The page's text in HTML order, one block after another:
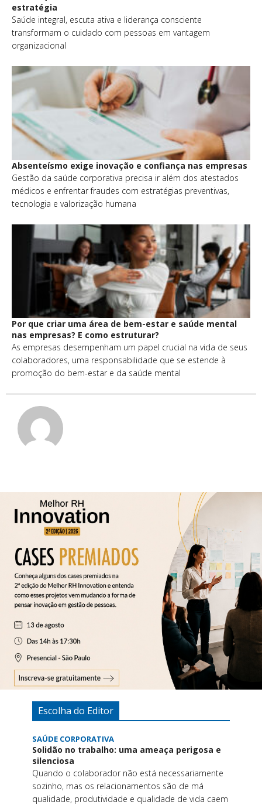
estratégia
Saúde integral, escuta ativa e liderança consciente
transformam o cuidado com pessoas em vantagem
organizacional
Absenteísmo exige inovação e confiança nas empresas
Gestão da saúde corporativa precisa ir além dos atestados
médicos e enfrentar fraudes com estratégias preventivas,
tecnologia e valorização humana
Por que criar uma área de bem-estar e saúde mental
nas empresas? E como estruturar?
As empresas desempenham um papel crucial na vida de seus
colaboradores, uma responsabilidade que se estende à
promoção do bem-estar e da saúde mental
Escolha do Editor
SAÚDE CORPORATIVA
Solidão no trabalho: uma ameaça perigosa e
silenciosa
Quando o colaborador não está necessariamente
sozinho, mas os relacionamentos são de má
qualidade, produtividade e qualidade de vida caem